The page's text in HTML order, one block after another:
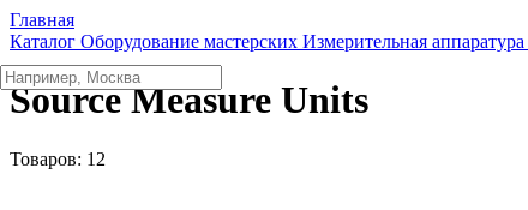
Главная
Каталог Оборудование мастерских Измерительная аппаратура
Source Measure Units
Товаров: 12